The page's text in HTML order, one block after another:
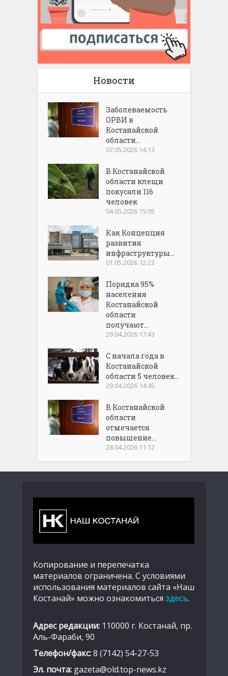
Новости
Заболеваемость
ОРВИ в
Костанайской
области...
07.05.2026 14:13
В Костанайской
области клещи
покусали 116
человек
04.05.2026 15:05
Как Концепция
развития
инфраструктуры...
01.05.2026 12:23
Порядка 95%
населения
Костанайской
области
получают...
29.04.2026 17:43
С начала года в
Костанайской
области 5 человек...
29.04.2026 14:45
В Костанайской
области
отмечается
повышение...
28.04.2026 11:12
Копирование и перепечатка
материалов ограничена. С условиями
использования материалов сайта «Наш
Костанай» можно ознакомиться здесь.
Адрес редакции: 110000 г. Костанай, пр.
Аль-Фараби, 90
Телефон/факс:8 (7142) 54-27-53
Эл. почта: gazeta@old.top-news.kz